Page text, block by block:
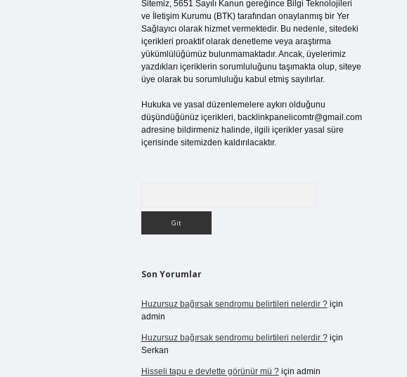
Sitemiz, 5651 Sayılı Kanun gereğince Bilgi Teknolojileri
ve İletişim Kurumu (BTK) tarafından onaylanmış bir Yer
Sağlayıcı olarak hizmet vermektedir. Bu nedenle, sitedeki
içerikleri proaktif olarak denetleme veya araştırma
yükümlülüğümüz bulunmamaktadır. Ancak, üyelerimiz
yazdıkları içeriklerin sorumluluğunu taşımakta olup, siteye
üye olarak bu sorumluluğu kabul etmiş sayılırlar.
Hukuka ve yasal düzenlemelere aykırı olduğunu
düşündüğünüz içerikleri, backlinkpanelicomtr@gmail.com
adresine bildirmeniz halinde, ilgili içerikler yasal süre
içerisinde sitemizden kaldırılacaktır.
Son Yorumlar
Huzursuz bağırsak sendromu belirtileri nelerdir ?için
admin
Huzursuz bağırsak sendromu belirtileri nelerdir ?için
Serkan
Hisseli tapu e devlette görünür mü ?için admin